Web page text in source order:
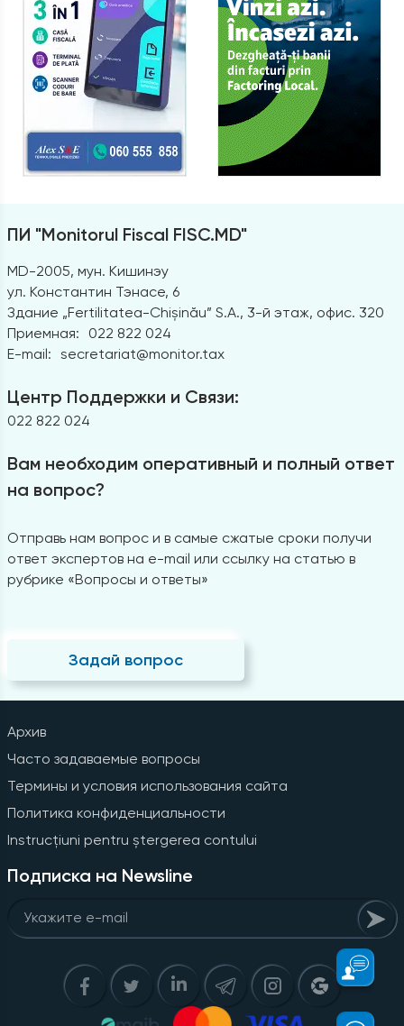
ПИ "Monitorul Fiscal FISC.MD"
MD-2005, мун. Кишинэу
ул. Константин Тэнасе, 6
Здание „Fertilitatea-Chișinău” S.A., 3-й этаж, офис. 320
Приемная:
022 822 024
E-mail: secretariat@monitor.tax
Центр Поддержки и Связи:
022 822 024
Вам необходим оперативный и полный ответ
на вопрос?
Отправь нам вопрос и в самые сжатые сроки получи
ответ экспертов на e-mail или ссылку на статью в
рубрике «Вопросы и ответы»
Задай вопрос
Архив
Часто задаваемые вопросы
Термины и условия использования сайта
Политика конфиденциальности
Instrucțiuni pentru ștergerea contului
Подписка на Newsline